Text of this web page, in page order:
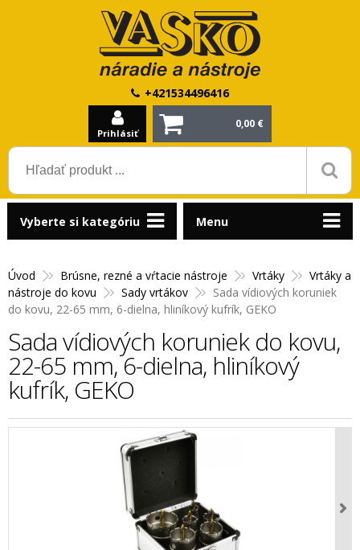
+421534496416
Prihlásiť
0,00 €
Úvod Brúsne, rezné a vŕtacie nástroje Vrtáky
Vrtáky a
nástroje do kovu
Sady vrtákov
Sada vídiových koruniek
do kovu, 22-65 mm, 6-dielna, hliníkový kufrík, GEKO
Sada vídiových koruniek do kovu,
22-65 mm, 6-dielna, hliníkový
kufrík, GEKO
Vyberte si kategóriu Menu